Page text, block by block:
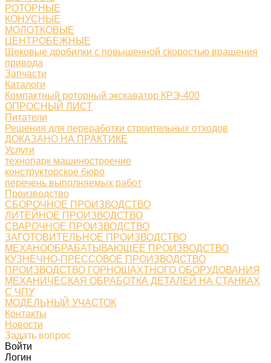
РОТОРНЫЕ
КОНУСНЫЕ
МОЛОТКОВЫЕ
ЦЕНТРОБЕЖНЫЕ
Щековые дробилки с повышенной скоростью вращения
привода
Запчасти
Каталоги
Компактный роторный экскаватор КРЭ-400
ОПРОСНЫЙ ЛИСТ
Питатели
Решения для переработки строительных отходов
ДОКАЗАНО НА ПРАКТИКЕ
Услуги
технопарк машиностроение
конструкторское бюро
перечень выполняемых работ
Производство
СБОРОЧНОЕ ПРОИЗВОДСТВО
ЛИТЕЙНОЕ ПРОИЗВОДСТВО
СВАРОЧНОЕ ПРОИЗВОДСТВО
ЗАГОТОВИТЕЛЬНОЕ ПРОИЗВОДСТВО
МЕХАНООБРАБАТЫВАЮЩЕЕ ПРОИЗВОДСТВО
КУЗНЕЧНО-ПРЕССОВОЕ ПРОИЗВОДСТВО
ПРОИЗВОДСТВО ГОРНОШАХТНОГО ОБОРУДОВАНИЯ
МЕХАНИЧЕСКАЯ ОБРАБОТКА ДЕТАЛЕЙ НА СТАНКАХ
С ЧПУ
МОДЕЛЬНЫЙ УЧАСТОК
Контакты
Новости
Задать вопрос
Войти
Логин